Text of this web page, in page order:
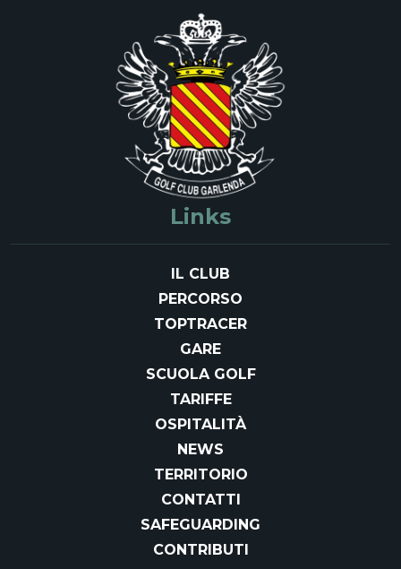
Links
IL CLUB
PERCORSO
TOPTRACER
GARE
SCUOLA GOLF
TARIFFE
OSPITALITÀ
NEWS
TERRITORIO
CONTATTI
SAFEGUARDING
CONTRIBUTI